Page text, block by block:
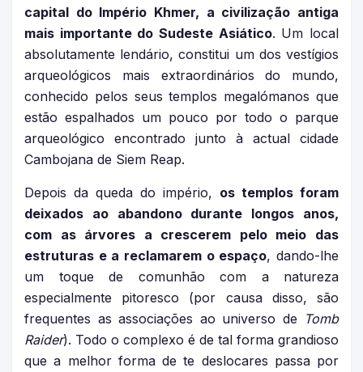
capital do Império Khmer, a civilização antiga
mais importante do Sudeste Asiático. Um local
absolutamente lendário, constitui um dos vestígios
arqueológicos mais extraordinários do mundo,
conhecido pelos seus templos megalómanos que
estão espalhados um pouco por todo o parque
arqueológico encontrado junto à actual cidade
Cambojana de Siem Reap.
Depois da queda do império, os templos foram
deixados ao abandono durante longos anos,
com as árvores a crescerem pelo meio das
estruturas e a reclamarem o espaço, dando-lhe
um toque de comunhão com a natureza
especialmente pitoresco (por causa disso, são
frequentes as associações ao universo de Tomb
Raider). Todo o complexo é de tal forma grandioso
que a melhor forma de te deslocares passa por